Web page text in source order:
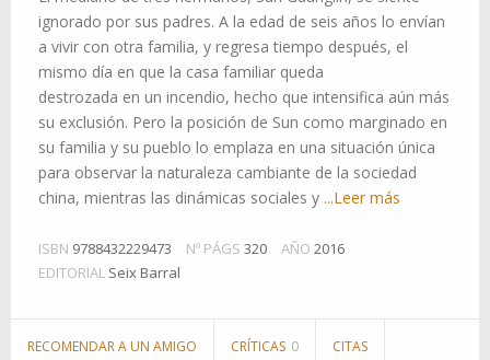
ignorado por sus padres. A la edad de seis años lo envían
a vivir con otra familia, y regresa tiempo después, el
mismo día en que la casa familiar queda
destrozada en un incendio, hecho que intensifica aún más
su exclusión. Pero la posición de Sun como marginado en
su familia y su pueblo lo emplaza en una situación única
para observar la naturaleza cambiante de la sociedad
china, mientras las dinámicas sociales y ...Leer más
ISBN 9788432229473 Nº PÁGS 320 AÑO 2016
EDITORIAL Seix Barral
RECOMENDAR A UN AMIGO CRÍTICAS 0 CITAS